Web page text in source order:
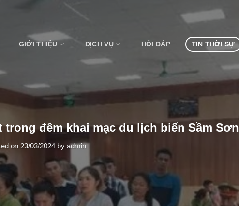
GIỚI THIỆU DỊCH VỤ HỎI ĐÁP TIN THỜI SỰ
đêm khai mạc du lịch biển Sầm Sơn
on 23/03/2024 by admin